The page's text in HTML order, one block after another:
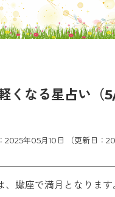
くなる星占い（
2025年05月10日 （更新日：
、蠍座で満月となりま